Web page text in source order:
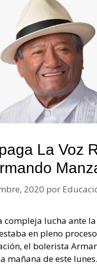
La Voz
2020 por
compleja lucha ante
en pleno
el bolerista
mañana de este lunes.